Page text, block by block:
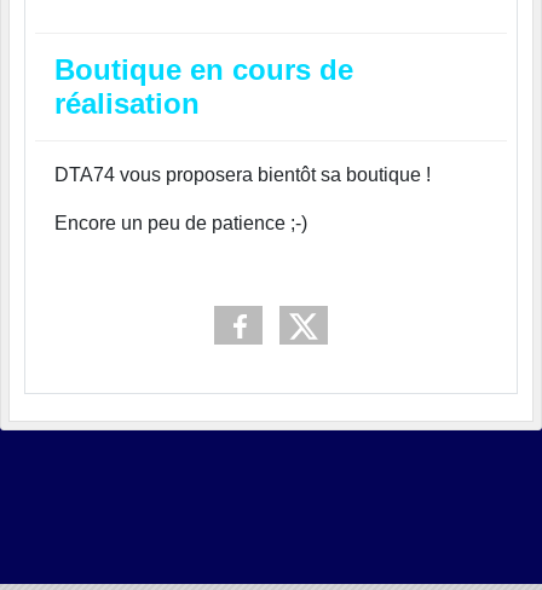
Boutique en cours de
réalisation
DTA74 vous proposera bientôt sa boutique !
Encore un peu de patience ;-)